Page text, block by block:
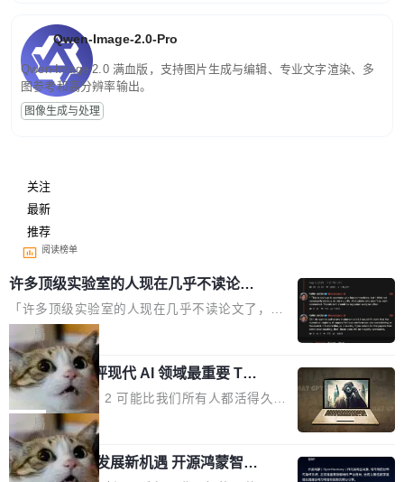
Qwen-Image-2.0-Pro
Qwen-Image-2.0 满血版，支持图片生成与编辑、专业文字渲染、多
图参考和高分辨率输出。
图像生成与处理
关注
最新
推荐
阅读榜单
许多顶级实验室的人现在几乎不读论文
了
「许多顶级实验室的人现在几乎不读论文了，而
且他们认为 ICLR/ICML/NeurIPS 充斥着大量过
度宣传和欺诈。」 OpenAI 研究员 Keller Jorda
n 这条推文引发了广泛讨论。他不是在说风凉
话，他是说出了一个圈内人尽皆知但很少公开捅
破的事实。 Jordan 随后补充了一句软化声明：
「我不认为这些会议上大部分论文都在过度宣传
或造假。问题是，作为读者，如果你筛选出那些
局
xAI 前工程师评现代 AI 领域最重要 Top
3 开源项目
Flash Attention 2 可能比我们所有人都活得久。
这句话不是来自某个技术博客，而是出自 Hieu
Pham 的一条推文。Hieu Pham 是谁？他是 xAI
的早期工程师之一，在 Grok 训练基础设施团队
局
共商智能硬件发展新机遇 开源鸿蒙智能